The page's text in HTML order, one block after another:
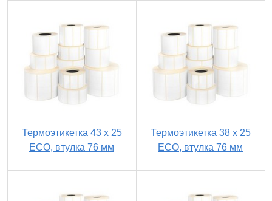
Термоэтикетка 43 х 25
ECO, втулка 76 мм
Термоэтикетка 38 х 25
ECO, втулка 76 мм